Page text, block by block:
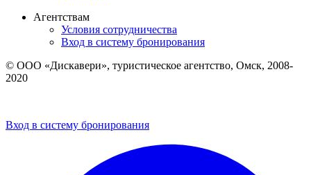
Агентствам
Условия сотрудничества
Вход в систему бронирования
© ООО «Дискавери», туристическое агентство, Омск, 2008-
2020
Вход в систему бронирования